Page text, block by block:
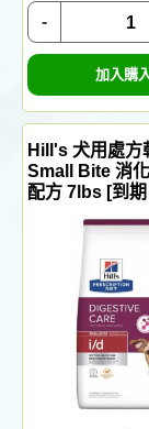
-
加入購
Hill's 犬用處方
Small Bite 消
配方 7lbs [到